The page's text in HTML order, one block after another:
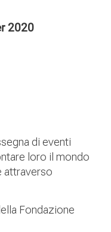
2020
di eventi
loro il mondo
attraverso
Fondazione